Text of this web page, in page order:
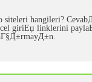
hangileri?
giriЕџ linklerini